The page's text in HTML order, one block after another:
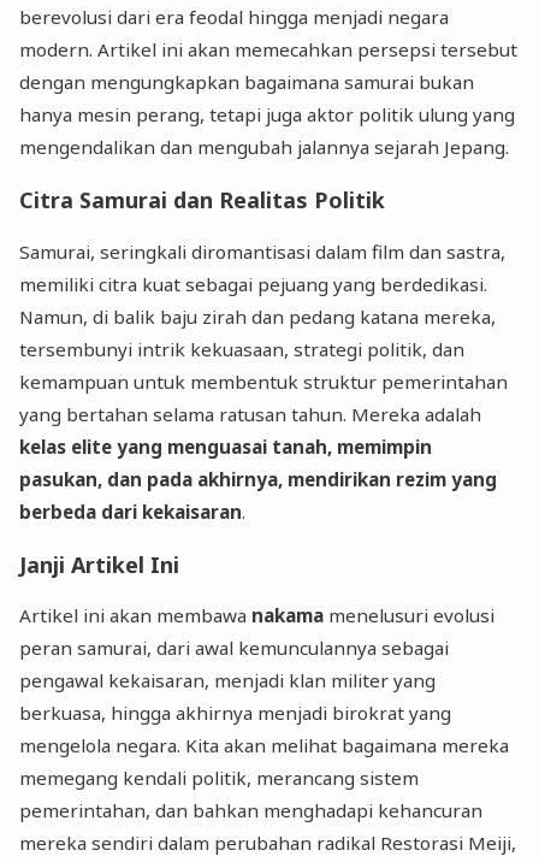
berevolusi dari era feodal hingga menjadi negara
modern. Artikel ini akan memecahkan persepsi tersebut
dengan mengungkapkan bagaimana samurai bukan
hanya mesin perang, tetapi juga aktor politik ulung yang
mengendalikan dan mengubah jalannya sejarah Jepang.
Citra Samurai dan Realitas Politik
Samurai, seringkali diromantisasi dalam film dan sastra,
memiliki citra kuat sebagai pejuang yang berdedikasi.
Namun, di balik baju zirah dan pedang katana mereka,
tersembunyi intrik kekuasaan, strategi politik, dan
kemampuan untuk membentuk struktur pemerintahan
yang bertahan selama ratusan tahun. Mereka adalah
kelas elite yang menguasai tanah, memimpin
pasukan, dan pada akhirnya, mendirikan rezim yang
berbeda dari kekaisaran.
Janji Artikel Ini
Artikel ini akan membawa nakama menelusuri evolusi
peran samurai, dari awal kemunculannya sebagai
pengawal kekaisaran, menjadi klan militer yang
berkuasa, hingga akhirnya menjadi birokrat yang
mengelola negara. Kita akan melihat bagaimana mereka
memegang kendali politik, merancang sistem
pemerintahan, dan bahkan menghadapi kehancuran
mereka sendiri dalam perubahan radikal Restorasi Meiji,